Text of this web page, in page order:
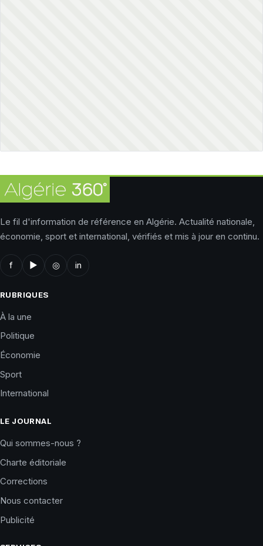
Le fil d'information de référence en Algérie. Actualité nationale,
économie, sport et international, vérifiés et mis à jour en continu.
f ▶ ◎ in
RUBRIQUES
À la une
Politique
Économie
Sport
International
LE JOURNAL
Qui sommes-nous ?
Charte éditoriale
Corrections
Nous contacter
Publicité